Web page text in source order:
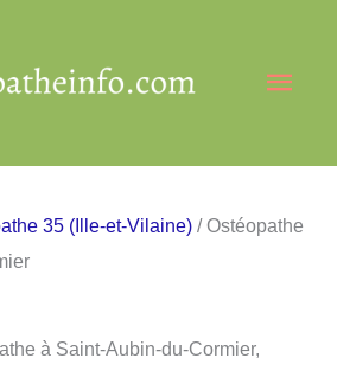
35 (Ille-et-Vilaine) / Ostéopathe
à Saint-Aubin-du-Cormier,